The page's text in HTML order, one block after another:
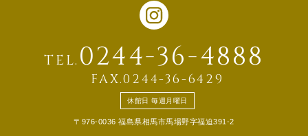
TEL. 0244-36-4888
FAX.0244-36-6429
休館日 毎週月曜日
〒976-0036 福島県相馬市馬場野字福迫391-2